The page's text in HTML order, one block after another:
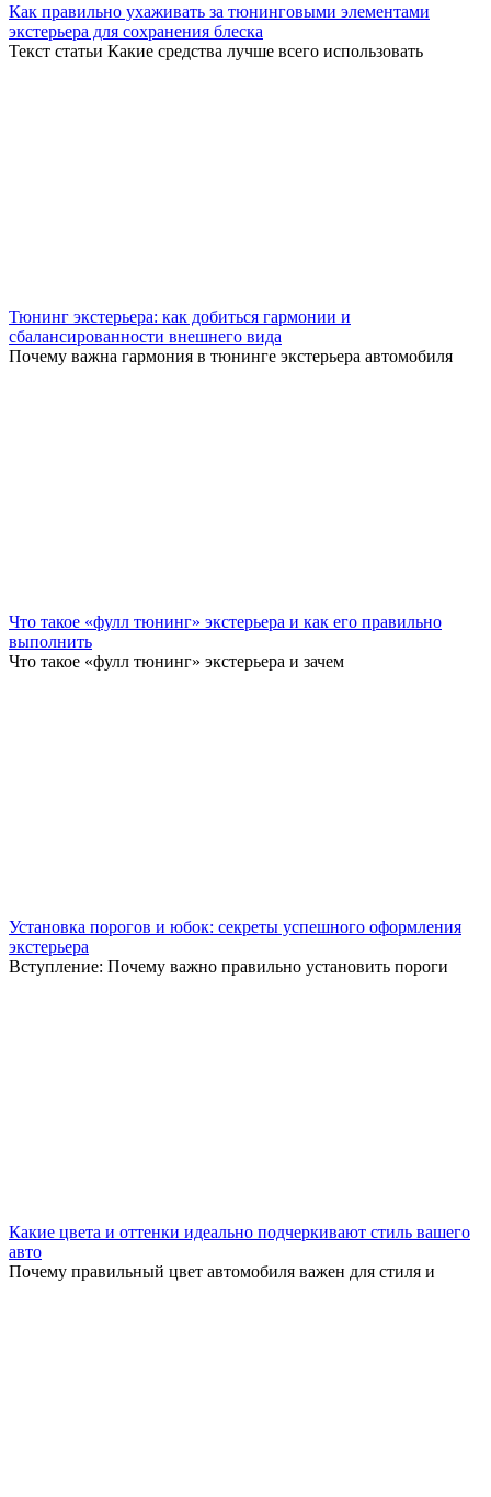
Как правильно ухаживать за тюнинговыми элементами
экстерьера для сохранения блеска
Текст статьи Какие средства лучше всего использовать
Тюнинг экстерьера: как добиться гармонии и
сбалансированности внешнего вида
Почему важна гармония в тюнинге экстерьера автомобиля
Что такое «фулл тюнинг» экстерьера и как его правильно
выполнить
Что такое «фулл тюнинг» экстерьера и зачем
Установка порогов и юбок: секреты успешного оформления
экстерьера
Вступление: Почему важно правильно установить пороги
Какие цвета и оттенки идеально подчеркивают стиль вашего
авто
Почему правильный цвет автомобиля важен для стиля и